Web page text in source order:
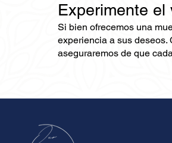
Experimente
Si bien ofrecemos una
experiencia a sus deseos.
aseguraremos de que